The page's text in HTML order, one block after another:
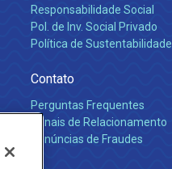
Responsabilidade Social
Pol. de Inv. Social Privado
Política de Sustentabilidade
Contato
Perguntas Frequentes
Canais de Relacionamento
Denúncias de Fraudes